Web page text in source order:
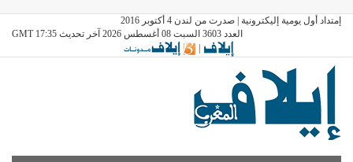
إمتداد أول يومية إليكترونية | صدرت من لندن 4 أكتوبر 2016
العدد 3603 السبت 08 أغسطس 2026 آخر تحديث GMT 17:35
|